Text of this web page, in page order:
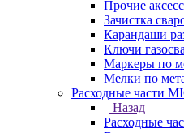
Прочие
Зачистка
Карандаши
Ключи
Маркеры по
Мелки по
Расходные части
Назад
Расходные